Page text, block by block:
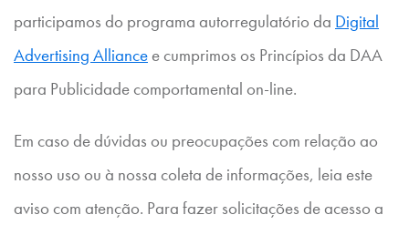
participamos do programa autorregulatório da Digital
Advertising Alliancee cumprimos os Princípios da DAA
para Publicidade comportamental on-line.
Em caso de dúvidas ou preocupações com relação ao
nosso uso ou à nossa coleta de informações, leia este
aviso com atenção. Para fazer solicitações de acesso a